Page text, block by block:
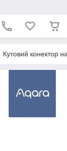
Кутовий конектор